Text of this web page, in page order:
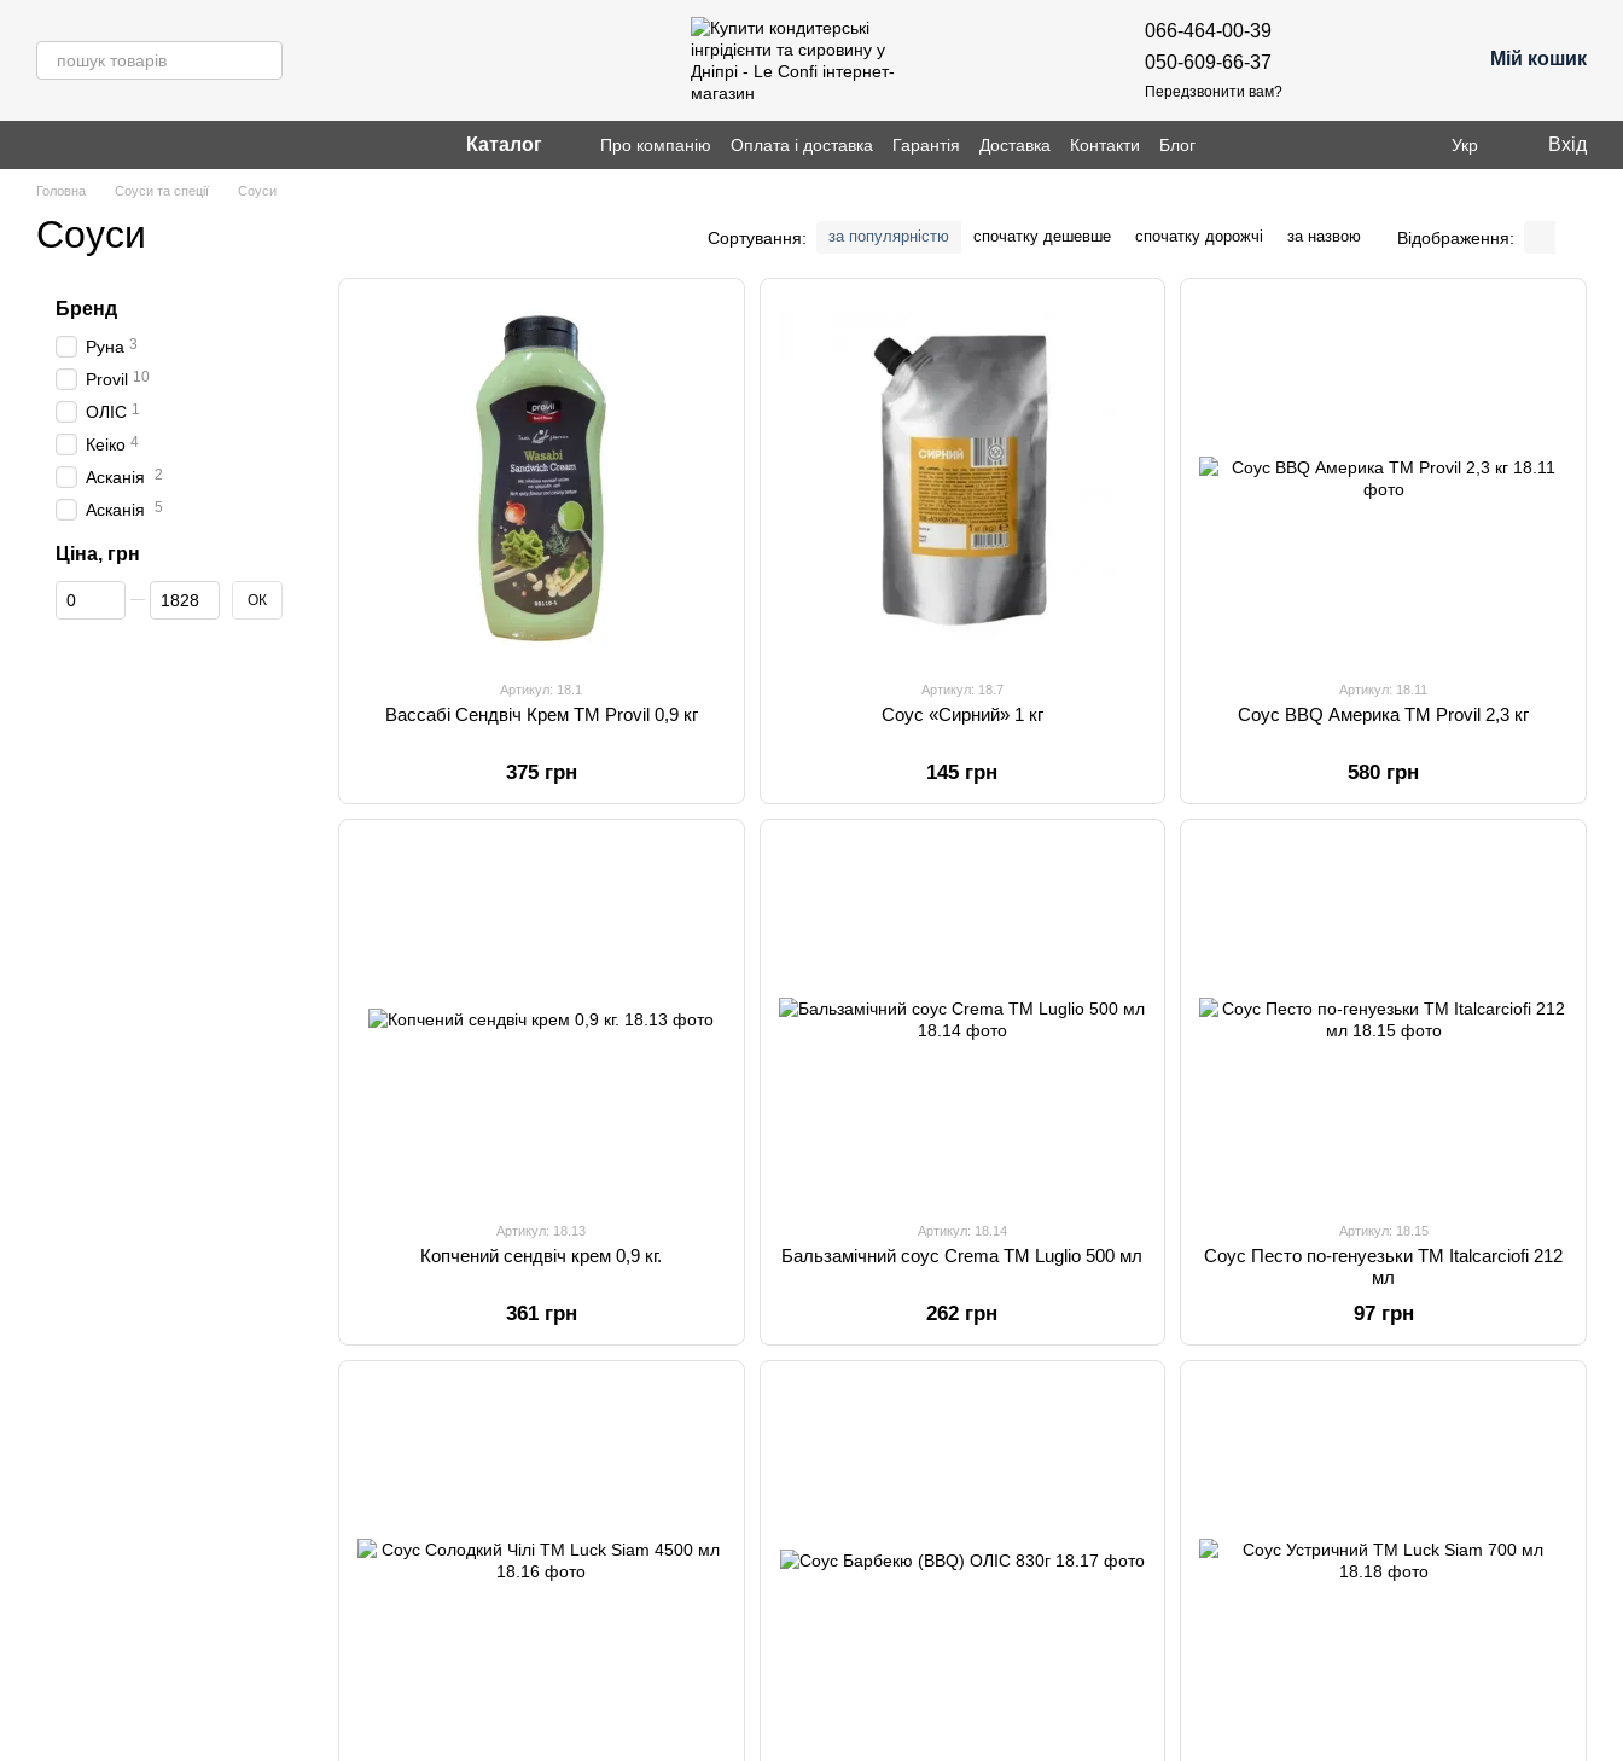
066-464-00-39
050-609-66-37
Передзвонити вам?
Мій кошик
Каталог Про компанію Оплата і доставка Гарантія Доставка Контакти Блог Укр Вхід
Головна Соуси та спеції Соуси
Соуси Сортування: за популярністю спочатку дешевше спочатку дорожчі за назвою Відображення:
Артикул: 18.1
Вассабі Сендвіч Крем ТМ Provil 0,9 кг
375 грн
Артикул: 18.7
Соус «Сирний» 1 кг
145 грн
Артикул: 18.11
Соус BBQ Америка ТМ Provil 2,3 кг
580 грн
Артикул: 18.13
Копчений сендвіч крем 0,9 кг.
361 грн
Артикул: 18.14
Бальзамічний соус Crema TM Luglio 500 мл
262 грн
Артикул: 18.15
Соус Песто по-генуезьки TM Italcarciofi 212
мл
97 грн
Бренд
Руна 3
Provil 10
ОЛІС 1
Кеіко 4
Асканія 2
Асканія 5
Ціна, грн
Від Ціна, грн
До Ціна, грн ОК